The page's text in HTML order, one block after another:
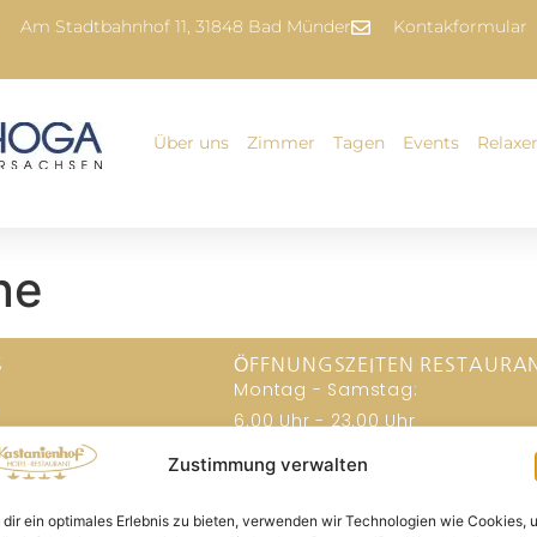
Zustimmung verwalten
dir ein optimales Erlebnis zu bieten, verwenden wir Technologien wie Cookies,
Am Stadtbahnhof 11, 31848 Bad Münder Kontakformular
Über uns Zimmer Tagen Events
ÖFFNUNGSZEITEN
Montag - Samstag:
6.00 Uhr - 23.00 Uhr
6.00 Uhr - 15.00 Uhr
Frühstücksbuffet: